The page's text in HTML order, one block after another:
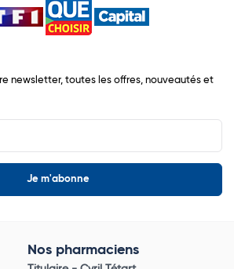
newsletter, toutes les offres, nouveautés et
Nos pharmaciens